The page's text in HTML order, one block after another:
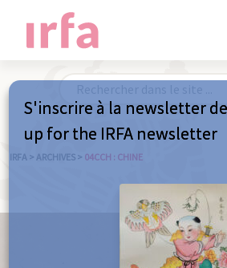
IRFA > ARCHIVES > 04CCH : CHINE
S'inscrire à la newsletter
up for the IRFA newsletter